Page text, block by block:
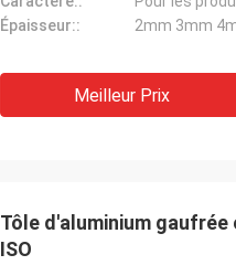
Épaisseur::
2mm 3mm
Meilleur Prix
Tôle d'aluminium
ISO